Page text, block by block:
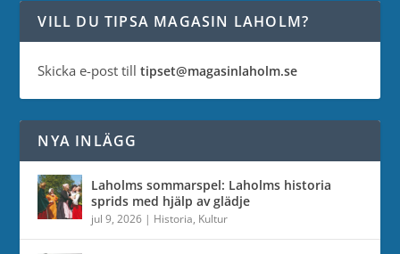
VILL DU TIPSA MAGASIN LAHOLM?
Skicka e-post tilltipset@magasinlaholm.se
NYA INLÄGG
Laholms sommarspel: Laholms historia
sprids med hjälp av glädje
jul 9, 2026 | Historia, Kultur